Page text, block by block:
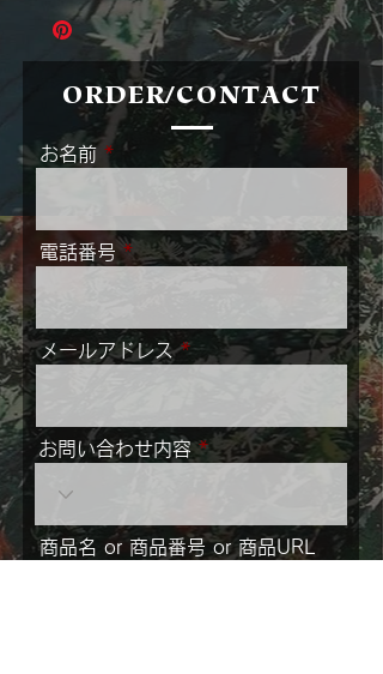
ORDER/CONTACT
お名前
電話番号
メールアドレス
お問い合わせ内容
商品名 or 商品番号 or 商品URL